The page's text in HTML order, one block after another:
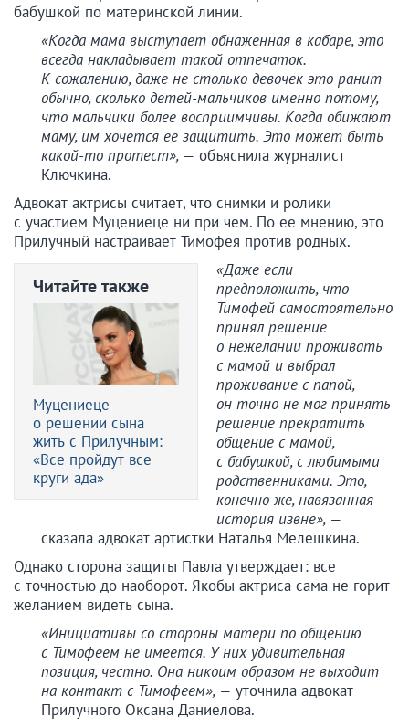
бабушкой по материнской линии.
«Когда мама выступает обнаженная в кабаре, это
всегда накладывает такой отпечаток.
К сожалению, даже не столько девочек это ранит
обычно, сколько детей-мальчиков именно потому,
что мальчики более восприимчивы. Когда обижают
маму, им хочется ее защитить. Это может быть
какой-то протест», — объяснила журналист
Ключкина.
Адвокат актрисы считает, что снимки и ролики
с участием Муцениеце ни при чем. По ее мнению, это
Прилучный настраивает Тимофея против родных.
Читайте также
Муцениеце
о решении сына
жить с Прилучным:
«Все пройдут все
круги ада»
«Даже если
предположить, что
Тимофей самостоятельно
принял решение
о нежелании проживать
с мамой и выбрал
проживание с папой,
он точно не мог принять
решение прекратить
общение с мамой,
с бабушкой, с любимыми
родственниками. Это,
конечно же, навязанная
история извне», —
сказала адвокат артистки Наталья Мелешкина.
Однако сторона защиты Павла утверждает: все
с точностью до наоборот. Якобы актриса сама не горит
желанием видеть сына.
«Инициативы со стороны матери по общению
с Тимофеем не имеется. У них удивительная
позиция, честно. Она никоим образом не выходит
на контакт с Тимофеем», — уточнила адвокат
Прилучного Оксана Даниелова.